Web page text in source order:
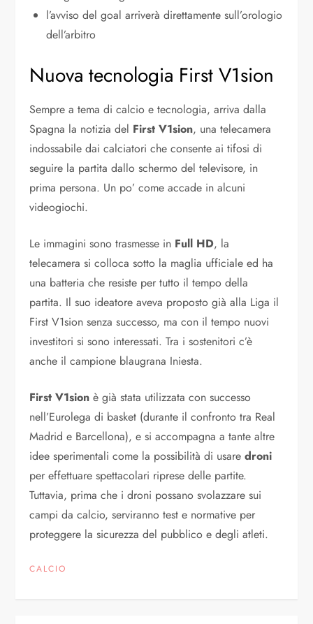
l’avviso del goal arriverà direttamente sull’orologio
dell’arbitro
Nuova tecnologia First V1sion
Sempre a tema di calcio e tecnologia, arriva dalla
Spagna la notizia del First V1sion, una telecamera
indossabile dai calciatori che consente ai tifosi di
seguire la partita dallo schermo del televisore, in
prima persona. Un po’ come accade in alcuni
videogiochi.
Le immagini sono trasmesse in Full HD, la
telecamera si colloca sotto la maglia ufficiale ed ha
una batteria che resiste per tutto il tempo della
partita. Il suo ideatore aveva proposto già alla Liga il
First V1sion senza successo, ma con il tempo nuovi
investitori si sono interessati. Tra i sostenitori c’è
anche il campione blaugrana Iniesta.
First V1sion è già stata utilizzata con successo
nell’Eurolega di basket (durante il confronto tra Real
Madrid e Barcellona), e si accompagna a tante altre
idee sperimentali come la possibilità di usaredroni
per effettuare spettacolari riprese delle partite.
Tuttavia, prima che i droni possano svolazzare sui
campi da calcio, serviranno test e normative per
proteggere la sicurezza del pubblico e degli atleti.
CALCIO